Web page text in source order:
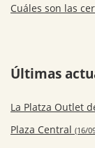
Cuáles son las
Últimas
La Platza Outlet
Plaza Central (16/